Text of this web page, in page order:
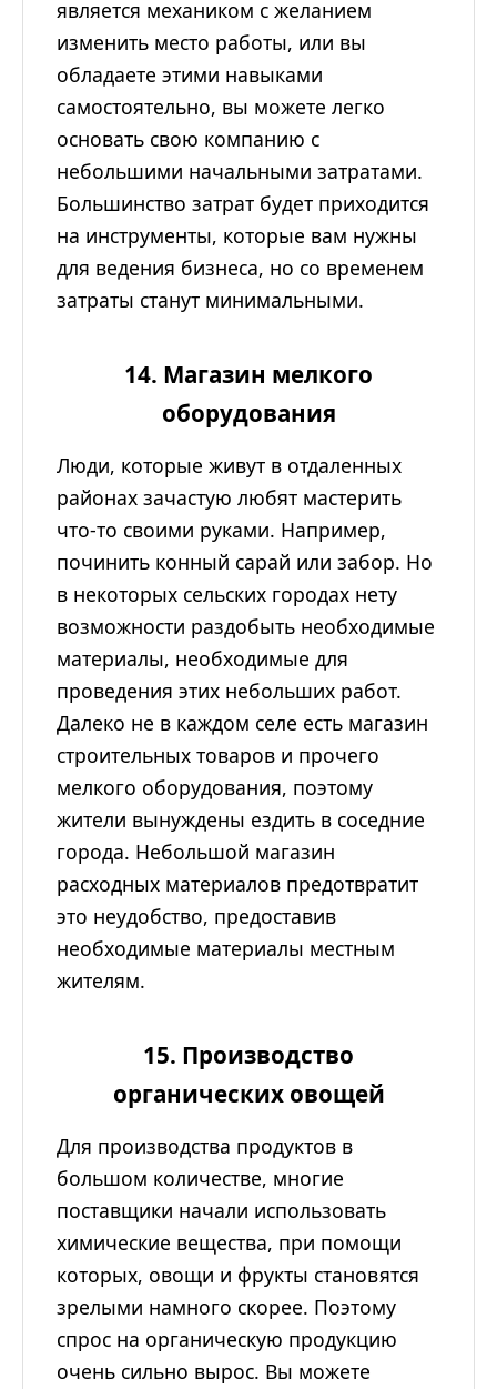
является механиком с желанием
изменить место работы, или вы
обладаете этими навыками
самостоятельно, вы можете легко
основать свою компанию с
небольшими начальными затратами.
Большинство затрат будет приходится
на инструменты, которые вам нужны
для ведения бизнеса, но со временем
затраты станут минимальными.
14. Магазин мелкого
оборудования
Люди, которые живут в отдаленных
районах зачастую любят мастерить
что-то своими руками. Например,
починить конный сарай или забор. Но
в некоторых сельских городах нету
возможности раздобыть необходимые
материалы, необходимые для
проведения этих небольших работ.
Далеко не в каждом селе есть магазин
строительных товаров и прочего
мелкого оборудования, поэтому
жители вынуждены ездить в соседние
города. Небольшой магазин
расходных материалов предотвратит
это неудобство, предоставив
необходимые материалы местным
жителям.
15. Производство
органических овощей
Для производства продуктов в
большом количестве, многие
поставщики начали использовать
химические вещества, при помощи
которых, овощи и фрукты становятся
зрелыми намного скорее. Поэтому
спрос на органическую продукцию
очень сильно вырос. Вы можете